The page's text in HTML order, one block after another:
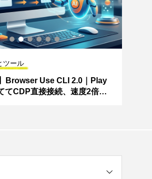
ツール
Browser Use CLI 2.0｜Play
てCDP直接接続、速度2倍・